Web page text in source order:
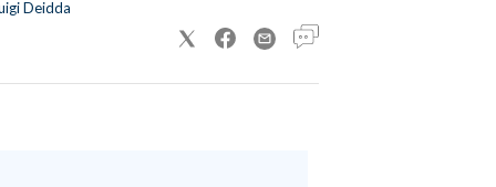
Deidda